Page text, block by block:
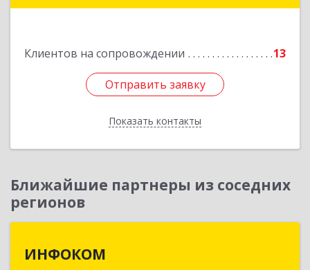
Клиентов на сопровождении 13
Отправить заявку
Показать контакты
Отправить заявку
Назад
Ближайшие партнеры из соседних
регионов
ИНФОКОМ